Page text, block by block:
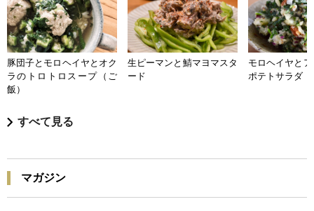
豚団子とモロヘイヤとオク
ラのトロトロスープ（ご
飯）
生ピーマンと鯖マヨマスタ
ード
モロヘイヤと
ポテトサラダ
すべて見る
マガジン